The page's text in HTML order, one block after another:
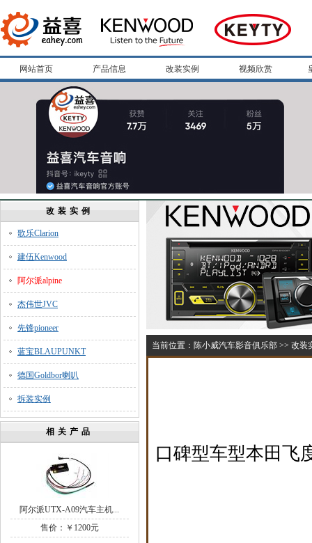
网站首页 产品信息 改装实例 视频欣赏
改装实例
歌乐Clarion
建伍Kenwood
阿尔派alpine
杰伟世JVC
先锋pioneer
蓝宝BLAUPUNKT
德国Goldbor喇叭
拆装实例
相关产品
阿尔派UTX-A09汽车主机...
售价：￥1200元
当前位置： 陈小威汽车影音俱乐部 >> 改装
口碑型车型本田飞